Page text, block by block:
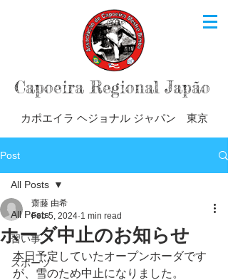
Capoeira Regional Japão
カポエイラ ヘジョナル ジャパン 東京
Post
All Posts
習い事
スポーツ
All Posts
ホーダ中止のお知らせ
齋藤 由希
Feb 5, 2024 1 min read
本日予定していたオープンホーダです
が、雪のため中止になりました。